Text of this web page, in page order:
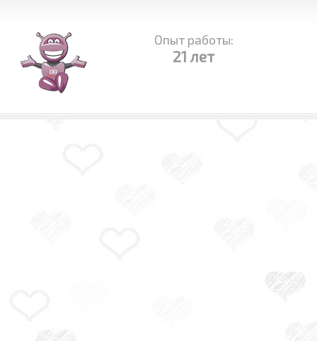
Опыт работы:
21 лет